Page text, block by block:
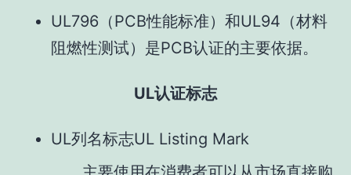
UL796（PCB性能标准）和UL94（材料
阻燃性测试）是PCB认证的主要依据。
UL认证标志
UL列名标志UL Listing Mark